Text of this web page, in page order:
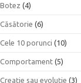
Botez (4)
Căsătorie (6)
Cele 10 porunci (10)
Comportament (5)
Creaţie sau evoluţie (3)